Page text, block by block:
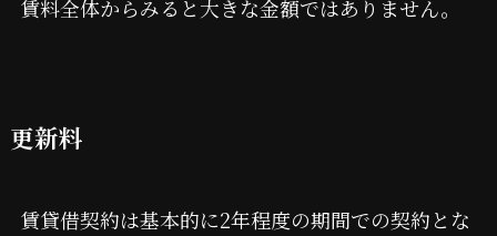
賃料全体からみると大きな金額ではありません。
更新料
賃貸借契約は基本的に2年程度の期間での契約とな